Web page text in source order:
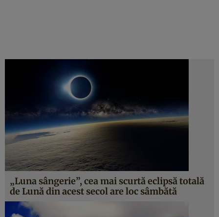
„Luna sângerie”, cea mai scurtă eclipsă totală
de Lună din acest secol are loc sâmbătă